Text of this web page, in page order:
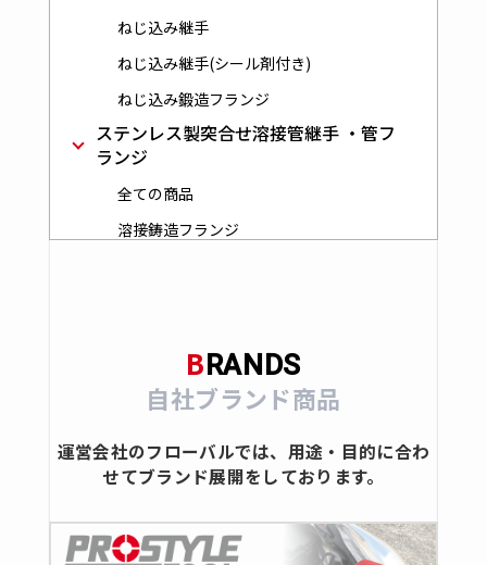
ねじ込み継手
ねじ込み継手(シール剤付き)
ねじ込み鍛造フランジ
ステンレス製突合せ溶接管継手 ・管フ
ランジ
全ての商品
溶接鋳造フランジ
ボールバルブ
ゲート
グローブ
ストレーナ
スイングチャッキ
コック
B RANDS
自社ブランド商品
運営会社のフローバルでは、用途・目的に合わ
せてブランド展開をしております。